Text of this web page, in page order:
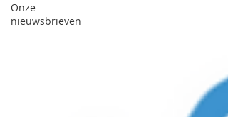
Onze
nieuwsbrieven